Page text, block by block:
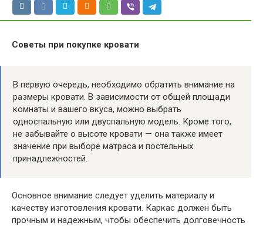
Советы при покупке кровати
В первую очередь, необходимо обратить внимание на
размеры кровати. В зависимости от общей площади
комнаты и вашего вкуса, можно выбрать
односпальную или двуспальную модель. Кроме того,
не забывайте о высоте кровати — она также имеет
значение при выборе матраса и постельных
принадлежностей.
Основное внимание следует уделить материалу и
качеству изготовления кровати. Каркас должен быть
прочным и надежным, чтобы обеспечить долговечность